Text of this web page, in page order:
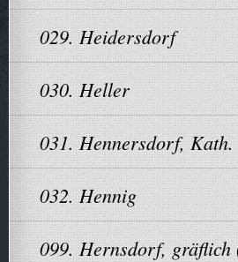
029. Heidersdorf
030. Heller
031. Hennersdorf, Kath.
032. Hennig
099. Hernsdorf, gräflich